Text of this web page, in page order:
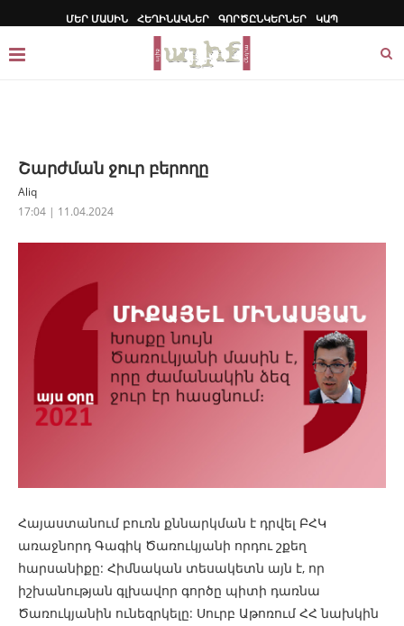
ՄԵՐ ՄԱՍԻՆ ՀԵՂԻՆԱԿՆԵՐ ԳՈՐԾԸՆԿԵՐՆԵՐ ԿԱՊ
Շարժման ջուր բերողը
Aliq
17:04 | 11.04.2024
Հայաստանում բուռն քննարկման է դրվել ԲՀԿ
առաջնորդ Գագիկ Ծառուկյանի որդու շքեղ
հարսանիքը: Հիմնական տեսակետն այն է, որ
իշխանության գլխավոր գործը պիտի դառնա
Ծառուկյանին ունեզրկելը: Սուրբ Աթոռում ՀՀ նախկին